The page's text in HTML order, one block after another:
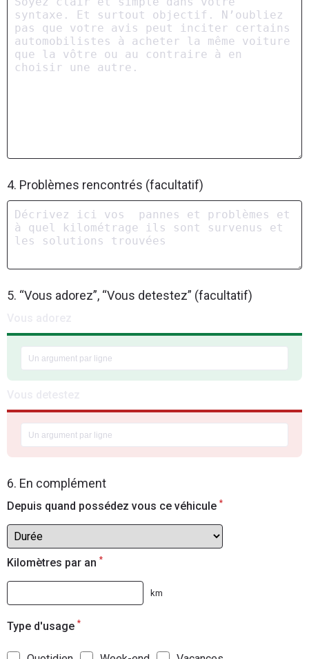
4. Problèmes rencontrés (facultatif)
5. “Vous adorez”, “Vous detestez” (facultatif)
6. En complément
Depuis quand possédez vous ce véhicule *
Kilomètres par an *
km
Type d'usage *